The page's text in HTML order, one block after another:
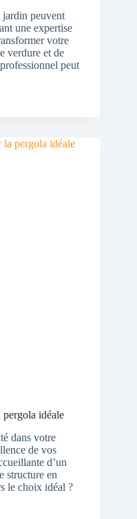
jardin peuvent
une expertise
votre
verdure et de
peut
idéale
dans votre
de vos
d’un
structure en
le choix idéal ?